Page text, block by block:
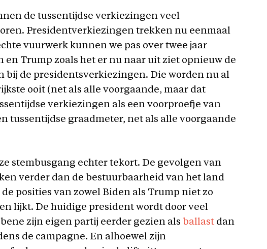
de tussentijdse verkiezingen veel
Presidentverkiezingen trekken nu eenmaal
vuurwerk kunnen we pas over twee jaar
en Trump zoals het er nu naar uit ziet opnieuw de
bij de presidentsverkiezingen. Die worden nu al
ooit (net als alle voorgaande, maar dat
verkiezingen als een voorproefje van
tussentijdse graadmeter, net als alle voorgaande
stembusgang echter tekort. De gevolgen van
verder dan de bestuurbaarheid van het land
posities van zowel Biden als Trump niet zo
lijkt. De huidige president wordt door veel
zijn eigen partij eerder gezien als ballast dan
de campagne. En alhoewel zijn